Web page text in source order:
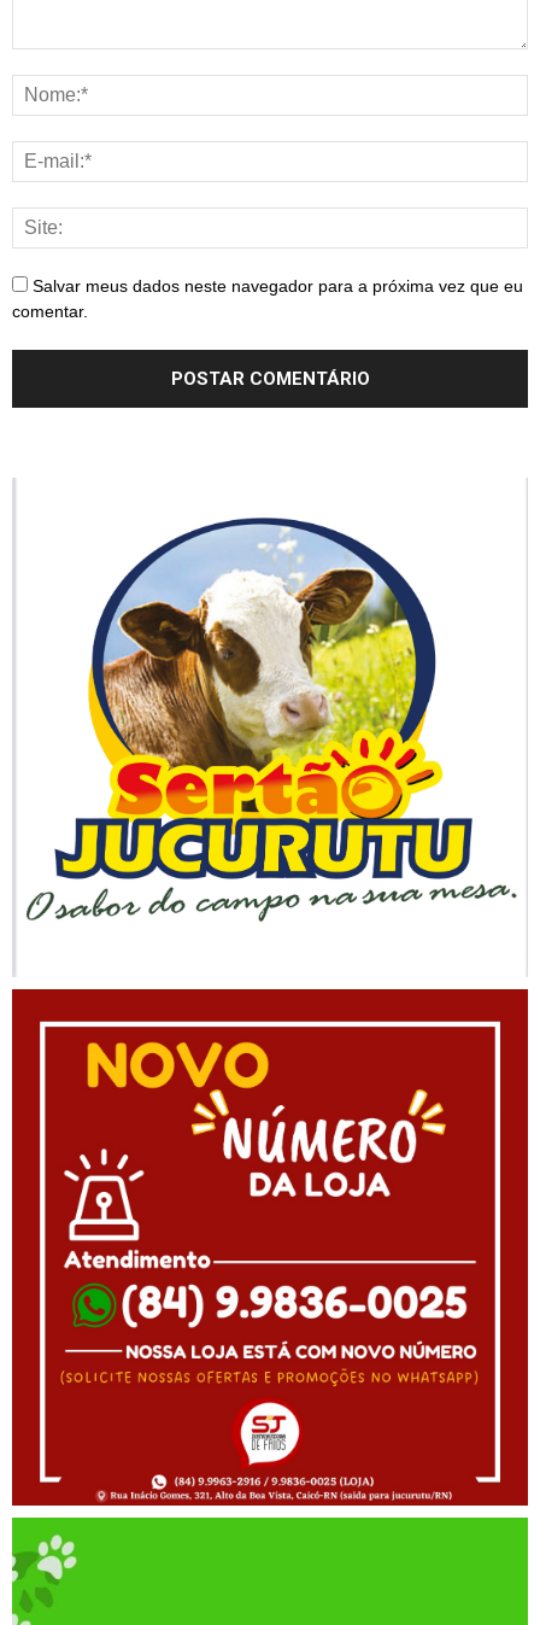
Salvar meus dados neste navegador para a próxima vez que eu
comentar.